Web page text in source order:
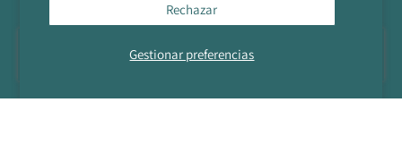
Gestionar preferencias
Rechazar
Añadir al carrito